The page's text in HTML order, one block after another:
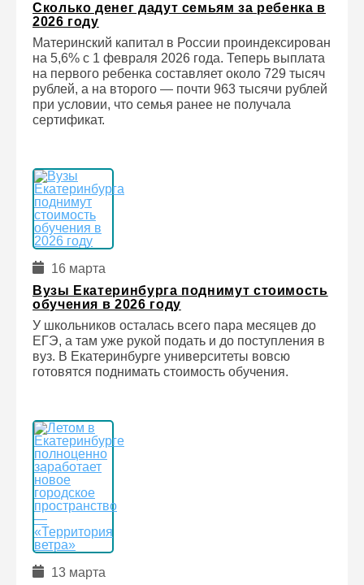
Сколько денег дадут семьям за ребенка в
2026 году
Материнский капитал в России проиндексирован
на 5,6% с 1 февраля 2026 года. Теперь выплата
на первого ребенка составляет около 729 тысяч
рублей, а на второго — почти 963 тысячи рублей
при условии, что семья ранее не получала
сертификат.
16 марта
Вузы Екатеринбурга поднимут стоимость
обучения в 2026 году
У школьников осталась всего пара месяцев до
ЕГЭ, а там уже рукой подать и до поступления в
вуз. В Екатеринбурге университеты вовсю
готовятся поднимать стоимость обучения.
13 марта